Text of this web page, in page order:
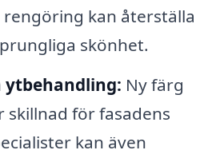
rengöring kan återställa
skönhet.
ytbehandling: Ny färg
skillnad för fasadens
kan även